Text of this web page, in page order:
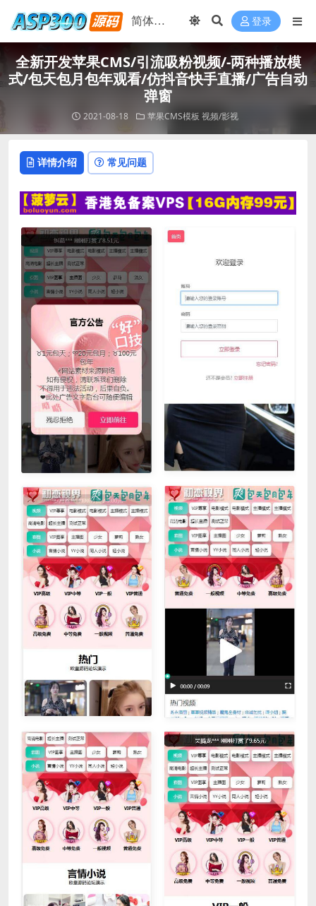
登录
全新开发苹果CMS/引流吸粉视频/-两种播放模
式/包天包月包年观看/仿抖音快手直播/广告自动
弹窗
2021-08-18 苹果CMS模板 视频/影视
详情介绍 常见问题